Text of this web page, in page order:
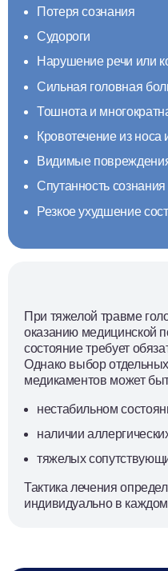
Потеря сознания
Судороги
Нарушение речи или
Сильная головная
Тошнота и
Кровотечение из
Видимые
Спутанность сознания
Резкое ухудшение
При тяжелой травме
оказанию медицинской
состояние требует
Однако выбор
медикаментов может
нестабильном
наличии
тяжелых
Тактика лечения
индивидуально в